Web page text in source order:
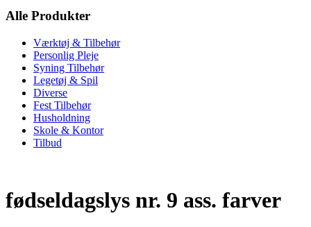
Alle Produkter
Værktøj & Tilbehør
Personlig Pleje
Syning Tilbehør
Legetøj & Spil
Diverse
Fest Tilbehør
Husholdning
Skole & Kontor
Tilbud
fødseldagslys nr. 9 ass. farver